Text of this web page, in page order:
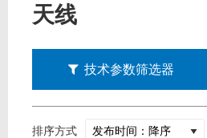
天线
技术参数筛选器
排序方式